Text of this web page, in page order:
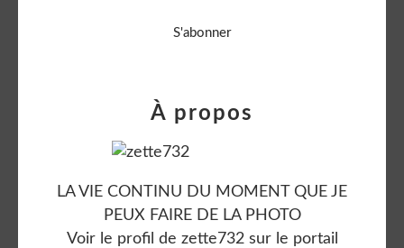
À propos
LA VIE CONTINU DU MOMENT QUE JE
PEUX FAIRE DE LA PHOTO
Voir le profil de zette732sur le portail